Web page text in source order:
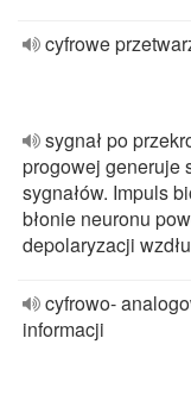
cyfrowe
sygnał po
progowej generuje
sygnałów. Impuls
błonie neuronu
depolaryzacji
cyfrowo-
informacji